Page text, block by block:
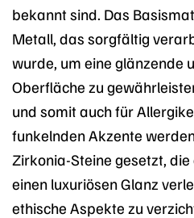
bekannt sind. Das
Metall, das sorgfältig
wurde, um eine glänzende
Oberfläche zu
und somit auch für
funkelnden Akzente
Zirkonia-Steine gesetzt,
einen luxuriösen Glanz
ethische Aspekte zu